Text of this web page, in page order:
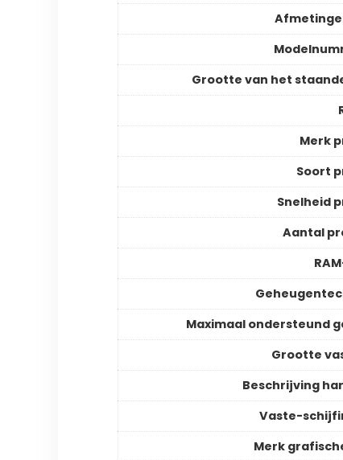
Grootte van het
Merk
Soort
Snelheid
Aantal
Maximaal ondersteund
Grootte
Beschrijving
Vaste-
Merk